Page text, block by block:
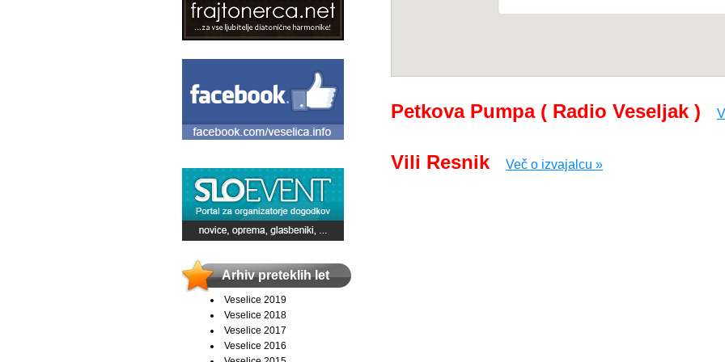
Arhiv preteklih let
Veselice 2019
Veselice 2018
Veselice 2017
Veselice 2016
Petkova Pumpa ( Radio Veseljak )
Vili Resnik Več o izvajalcu »